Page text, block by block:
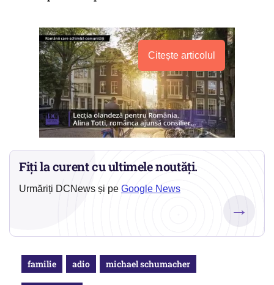
Citește articolul
Fiți la curent cu ultimele noutăți.
Urmăriți DCNews și pe Google News
→
familie adio michael schumacher